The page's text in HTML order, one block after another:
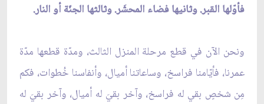
فأوّلها القبر. وثانيها فضاء المحشَر. وثالثها الجنّة أو النار.
ونحن الآن في قطع مرحلة المنزل الثالث، ومدّة قطعها مدّة
عمرنا، فأيّامنا فراسخ، وساعاتنا أميال، وأنفاسنا خُطوات، فكم
مِن شخصٍ بقي له فراسخ، وآخر بقيَ له أميال، وآخر بقيَ له